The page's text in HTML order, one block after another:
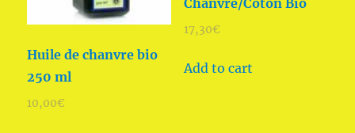
Huile de chanvre bio
250 ml
10,00€
17,30€
Add to cart